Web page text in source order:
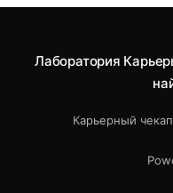
способность
которые реально
Лаборатория
Карьерный чекап